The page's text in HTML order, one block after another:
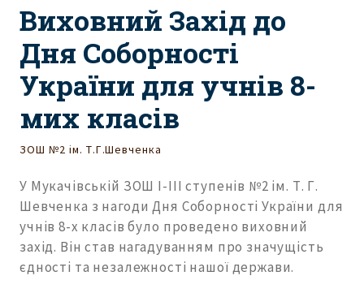
Виховний Захід до
Дня Соборності
України для учнів 8-
мих класів
ЗОШ №2 ім. Т.Г.Шевченка
У Мукачівській ЗОШ І-ІІІ ступенів №2 ім. Т. Г.
Шевченка з нагоди Дня Соборності України для
учнів 8-х класів було проведено виховний
захід. Він став нагадуванням про значущість
єдності та незалежності нашої держави.